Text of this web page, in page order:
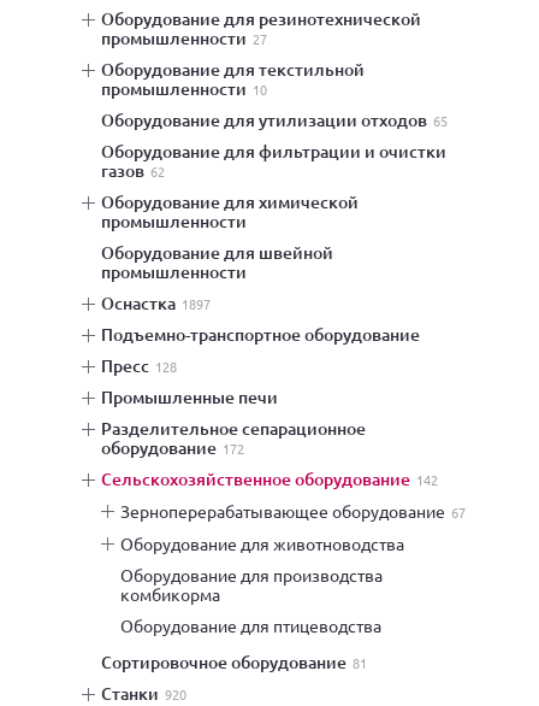
оборудование для резинотехнической
промышленности 27
оборудование для текстильной
промышленности 10
оборудование для утилизации отходов 65
оборудование для фильтрации и очистки
газов 62
оборудование для химической
промышленности
оборудование для швейной
промышленности
оснастка 1897
подъемно-транспортное оборудование
пресс 128
промышленные печи
разделительное сепарационное
оборудование 172
сельскохозяйственное оборудование 142
зерноперерабатывающее оборудование 67
оборудование для животноводства
оборудование для производства
комбикорма
оборудование для птицеводства
сортировочное оборудование 81
станки 920